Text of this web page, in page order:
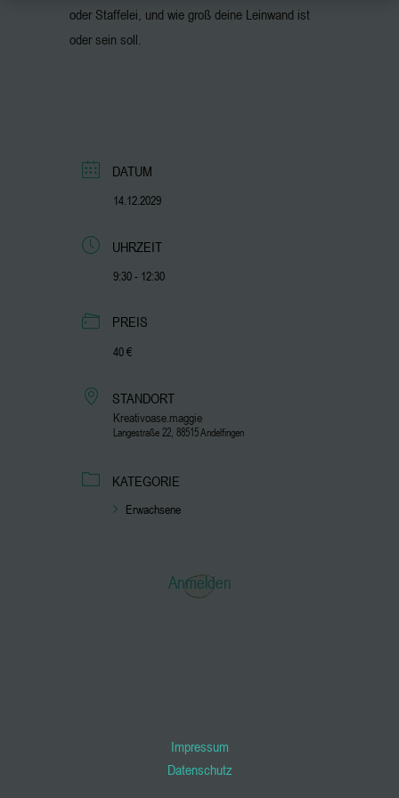
oder Staffelei, und wie groß deine Leinwand ist
oder sein soll.
DATUM
14.12.2029
UHRZEIT
9:30 - 12:30
PREIS
40 €
STANDORT
Kreativoase.maggie
Langestraße 22, 88515 Andelfingen
KATEGORIE
Erwachsene
Anmelden
Impressum
Datenschutz